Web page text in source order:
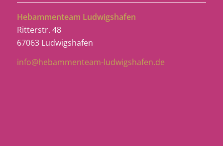
Hebammenteam Ludwigshafen
Ritterstr. 48
67063 Ludwigshafen
info@hebammenteam-ludwigshafen.de